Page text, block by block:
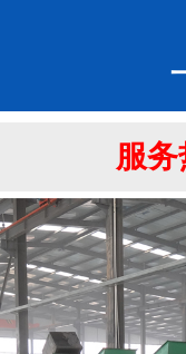
服